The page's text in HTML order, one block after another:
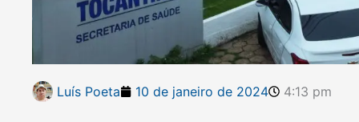
Luís Poeta 10 de janeiro de 2024 4:13 pm